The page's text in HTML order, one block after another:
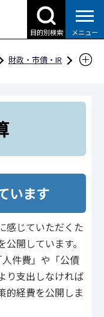
目的別検索 メニュー
財政・市債・IR
います
感じていただくた
開しています。
件費」や「公債
り支出しなければ
的経費を公開しま